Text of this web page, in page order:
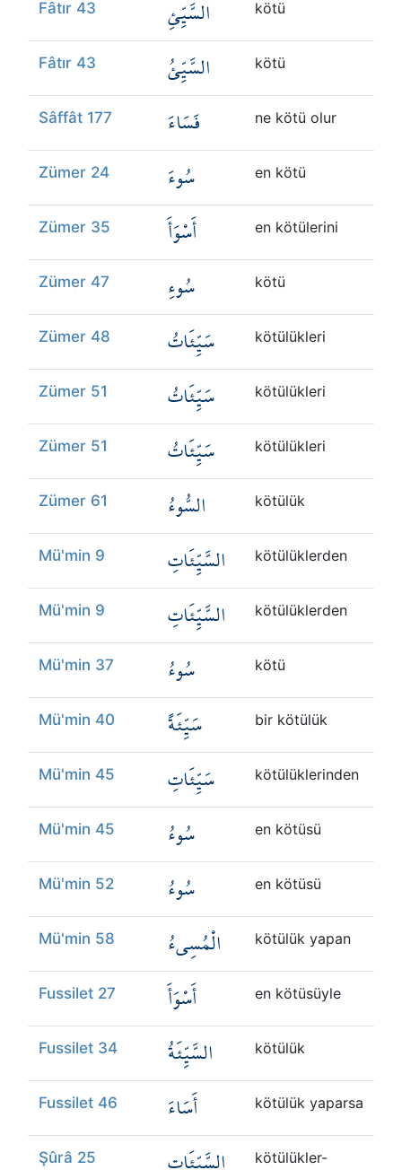
Fâtır 43 السَّيِّئِ kötü
Fâtır 43 السَّيِّئُ kötü
Sâffât 177 فَسَاءَ ne kötü olur
Zümer 24 سُوءَ en kötü
Zümer 35 أَسْوَأَ en kötülerini
Zümer 47 سُوءِ kötü
Zümer 48 سَيِّئَاتُ kötülükleri
Zümer 51 سَيِّئَاتُ kötülükleri
Zümer 51 سَيِّئَاتُ kötülükleri
Zümer 61 السُّوءُ kötülük
Mü'min 9 السَّيِّئَاتِ kötülüklerden
Mü'min 9 السَّيِّئَاتِ kötülüklerden
Mü'min 37 سُوءُ kötü
Mü'min 40 سَيِّئَةً bir kötülük
Mü'min 45 سَيِّئَاتِ kötülüklerinden
Mü'min 45 سُوءُ en kötüsü
Mü'min 52 سُوءُ en kötüsü
Mü'min 58 الْمُسِيءُ kötülük yapan
Fussilet 27 أَسْوَأَ en kötüsüyle
Fussilet 34 السَّيِّئَةُ kötülük
Fussilet 46 أَسَاءَ kötülük yaparsa
Şûrâ 25 kötülükler-